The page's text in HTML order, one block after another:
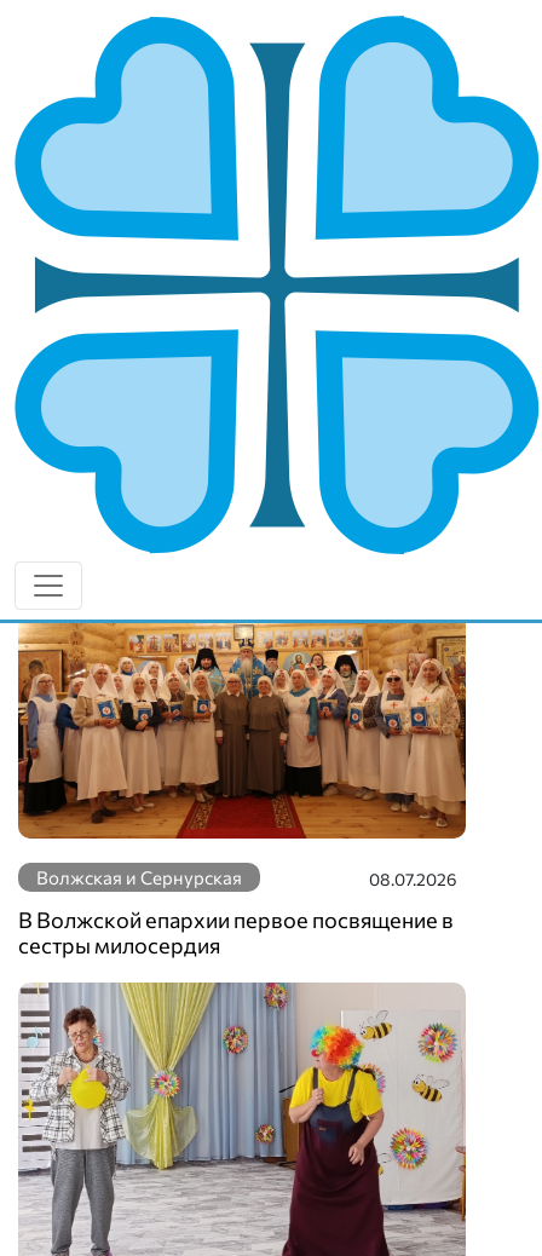
МАРИЙСКАЯ
ГЛАВНАЯ МИТРОПОЛИИ МАРИЙСКАЯ
Волжская и
Сернурская
Йошкар-
Еще новости по теме
Волжская и Сернурская 08.07.2026
В Волжской епархии первое посвящение в
сестры милосердия